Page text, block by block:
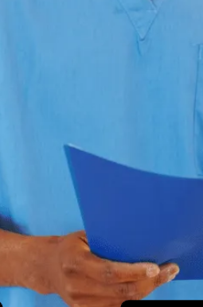
à une autre
problèmes